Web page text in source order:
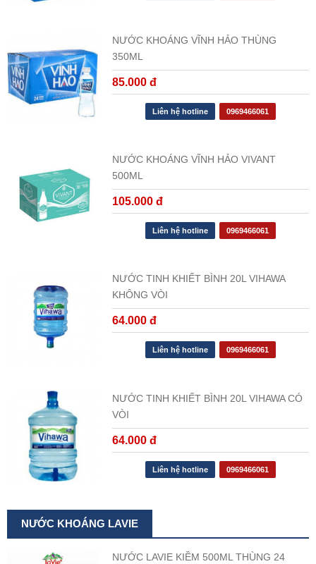
NƯỚC KHOÁNG VĨNH HẢO THÙNG
350ML
85.000 đ
Liên hệ hotline 0969466061
NƯỚC KHOÁNG VĨNH HẢO VIVANT
500ML
105.000 đ
Liên hệ hotline 0969466061
NƯỚC TINH KHIẾT BÌNH 20L VIHAWA
KHÔNG VÒI
64.000 đ
Liên hệ hotline 0969466061
NƯỚC TINH KHIẾT BÌNH 20L VIHAWA CÓ
VÒI
64.000 đ
Liên hệ hotline 0969466061
NƯỚC KHOÁNG LAVIE
NƯỚC LAVIE KIỀM 500ML THÙNG 24